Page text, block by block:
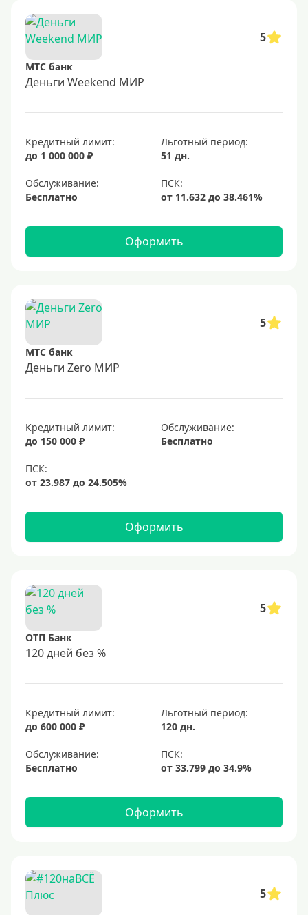
5
МТС банк
Деньги Weekend МИР
Кредитный лимит:
до 1 000 000 ₽
Льготный период:
51 дн.
Обслуживание:
Бесплатно
Оформить
5
МТС банк
Деньги Zero МИР
Кредитный лимит:
до 150 000 ₽
Обслуживание:
Бесплатно
Оформить
5
ОТП Банк
120 дней без %
Кредитный лимит:
до 600 000 ₽
Льготный период:
120 дн.
Обслуживание:
Бесплатно
Оформить
5